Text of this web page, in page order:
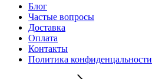
Блог
Частые вопросы
Доставка
Оплата
Контакты
Политика конфиденцальности